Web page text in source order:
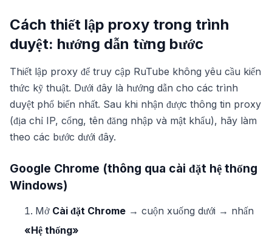
Cách thiết lập proxy trong trình
duyệt: hướng dẫn từng bước
Thiết lập proxy để truy cập RuTube không yêu cầu kiến
thức kỹ thuật. Dưới đây là hướng dẫn cho các trình
duyệt phổ biến nhất. Sau khi nhận được thông tin proxy
(địa chỉ IP, cổng, tên đăng nhập và mật khẩu), hãy làm
theo các bước dưới đây.
Google Chrome (thông qua cài đặt hệ thống
Windows)
Mở Cài đặt Chrome → cuộn xuống dưới → nhấn
«Hệ thống»